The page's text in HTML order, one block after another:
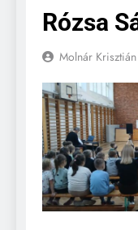
Rózsa
Molnár Krisztián